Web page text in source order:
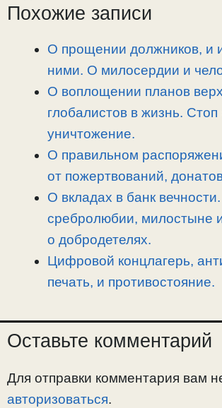
L
g
a
b
а
Похожие записи
О прощении должников, и
ними. О милосердии и
О воплощении планов
глобалистов в жизнь.
уничтожение.
О правильном
от пожертвований,
О вкладах в банк
сребролюбии, милостыне
о добродетелях.
Цифровой концлагерь,
печать, и противостояние.
Оставьте комментарий
Для отправки комментария вам
авторизоваться.